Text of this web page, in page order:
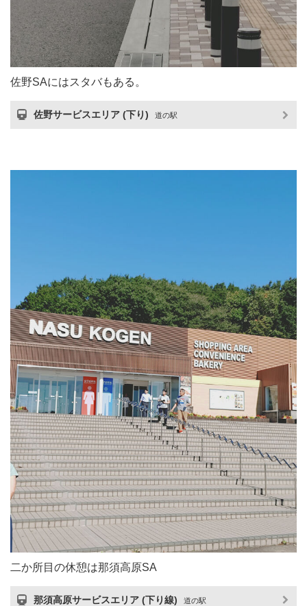
佐野SAにはスタバもある。
佐野サービスエリア (下り) 道の駅
二か所目の休憩は那須高原SA
那須高原サービスエリア (下り線) 道の駅